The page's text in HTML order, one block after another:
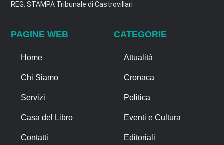
REG. STAMPA Tribunale di Castrovillari
PAGINE WEB
Home
Chi Siamo
Servizi
Casa del Libro
Contatti
CATEGORIE
Attualità
Cronaca
Politica
Eventi e Cultura
Editoriali